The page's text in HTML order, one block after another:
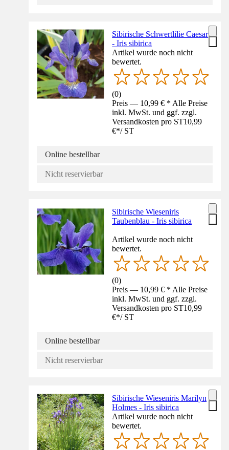
Sibirische Schwertlilie Caesar
- Iris sibirica
Artikel wurde noch nicht
bewertet.
(0)
Preis — 10,99 € * Alle Preise
inkl. MwSt. und ggf. zzgl.
Versandkosten pro ST10,99
€*/ ST
Online bestellbar
Nicht reservierbar
Sibirische Wieseniris
Taubenblau - Iris sibirica
Artikel wurde noch nicht
bewertet.
(0)
Preis — 10,99 € * Alle Preise
inkl. MwSt. und ggf. zzgl.
Versandkosten pro ST10,99
€*/ ST
Online bestellbar
Nicht reservierbar
Sibirische Wieseniris Marilyn
Holmes - Iris sibirica
Artikel wurde noch nicht
bewertet.